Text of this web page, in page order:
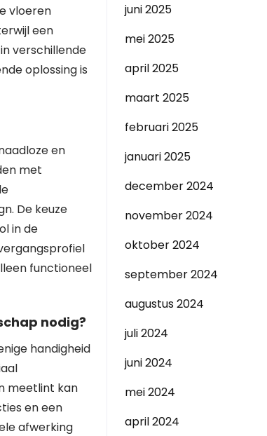
vloeren
een
verschillende
oplossing is
en
met
De keuze
in de
functioneel
nodig?
handigheid
meetlint kan
en een
afwerking
juni 2025
mei 2025
april 2025
maart 2025
februari 2025
januari 2025
december 2024
november 2024
oktober 2024
september 2024
augustus 2024
juli 2024
juni 2024
mei 2024
april 2024